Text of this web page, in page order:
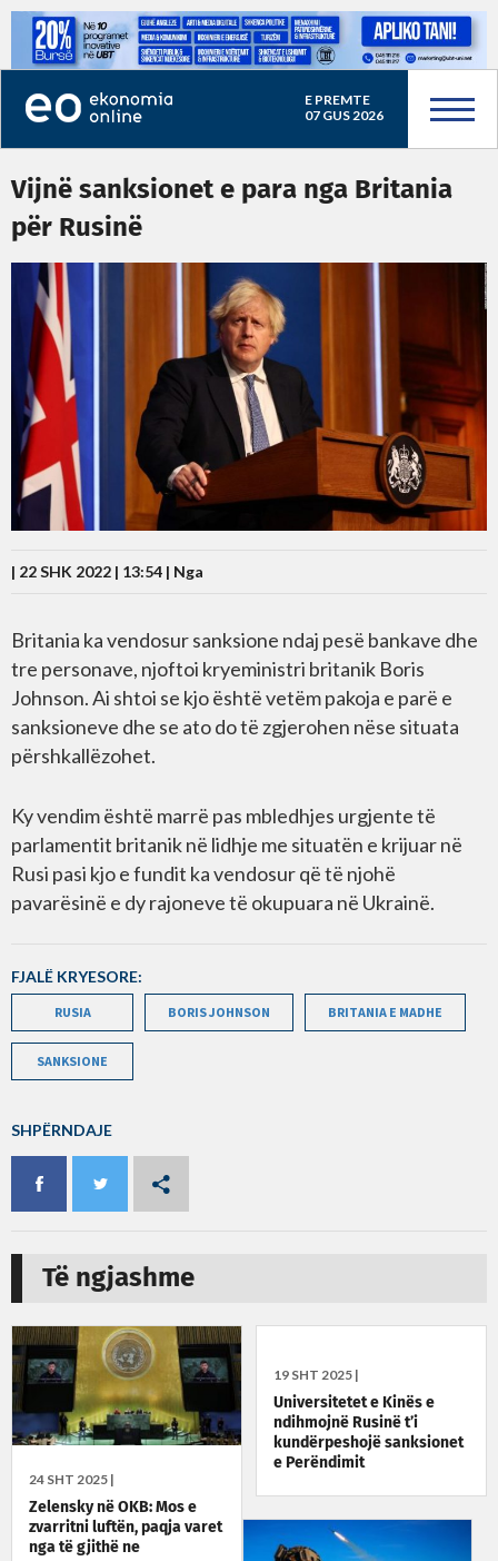
E PREMTE
07 GUS 2026
Vijnë sanksionet e para nga Britania
për Rusinë
| 22 SHK 2022 | 13:54 | Nga
Britania ka vendosur sanksione ndaj pesë bankave dhe
tre personave, njoftoi kryeministri britanik Boris
Johnson. Ai shtoi se kjo është vetëm pakoja e parë e
sanksioneve dhe se ato do të zgjerohen nëse situata
përshkallëzohet.
Ky vendim është marrë pas mbledhjes urgjente të
parlamentit britanik në lidhje me situatën e krijuar në
Rusi pasi kjo e fundit ka vendosur që të njohë
pavarësinë e dy rajoneve të okupuara në Ukrainë.
FJALË KRYESORE:
RUSIA BORIS JOHNSON BRITANIA E MADHE
SANKSIONE
SHPËRNDAJE
Të ngjashme
24 SHT 2025 |
Zelensky në OKB: Mos e
zvarritni luftën, paqja varet
nga të gjithë ne
19 SHT 2025 |
Universitetet e Kinës e
ndihmojnë Rusinë t’i
kundërpeshojë sanksionet
e Perëndimit